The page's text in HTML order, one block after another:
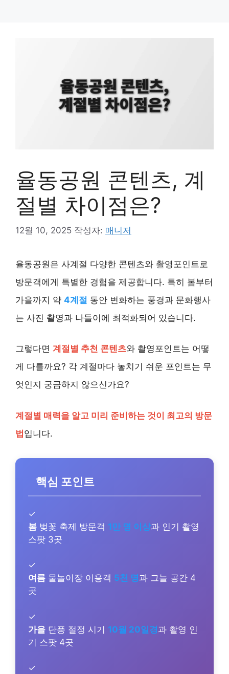
율동공원 콘텐츠, 계
절별 차이점은?
12월 10, 2025 작성자: 매니저
율동공원은 사계절 다양한 콘텐츠와 촬영포인트로
방문객에게 특별한 경험을 제공합니다. 특히 봄부터
가을까지 약 4계절 동안 변화하는 풍경과 문화행사
는 사진 촬영과 나들이에 최적화되어 있습니다.
그렇다면 계절별 추천 콘텐츠와 촬영포인트는 어떻
게 다를까요? 각 계절마다 놓치기 쉬운 포인트는 무
엇인지 궁금하지 않으신가요?
계절별 매력을 알고 미리 준비하는 것이 최고의 방문
법입니다.
핵심 포인트
✓
봄 벚꽃 축제 방문객 1만 명 이상과 인기 촬영
스팟 3곳
✓
여름 물놀이장 이용객 5천 명과 그늘 공간 4
곳
✓
가을 단풍 절정 시기 10월 20일경과 촬영 인
기 스팟 4곳
✓